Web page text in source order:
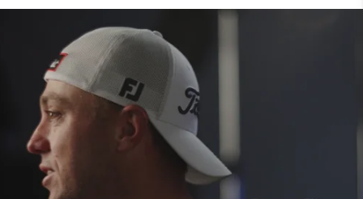
Snörning
Grepp
Stabilitet
Dämpning